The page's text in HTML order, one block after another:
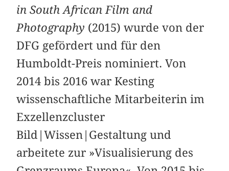
in South African Film and
Photography (2015) wurde von der
DFG gefördert und für den
Humboldt-Preis nominiert. Von
2014 bis 2016 war Kesting
wissenschaftliche Mitarbeiterin im
Exzellenzcluster
Bild|Wissen|Gestaltung und
arbeitete zur »Visualisierung des